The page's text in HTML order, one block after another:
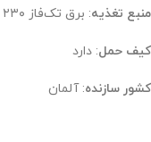
منبع تغذیه: برق تک‌فاز ۲۳۰ ولت
کیف حمل: دارد
کشور سازنده: آلمان